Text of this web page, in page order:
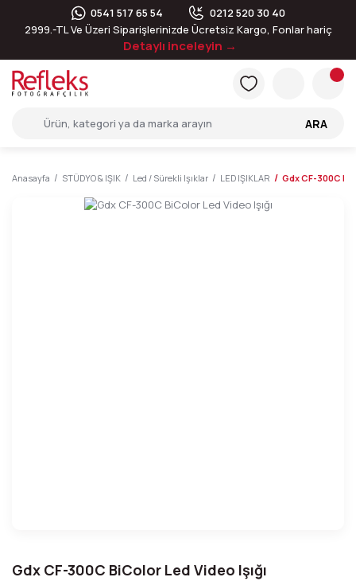
0541 517 65 54
0212 520 30 40
2999.-TL Ve Üzeri Siparişlerinizde Ücretsiz Kargo, Fonlar hariç
Detaylı inceleyin →
ARA
Anasayfa STÜDYO & IŞIK Led / Sürekli Işıklar LED IŞIKLAR Gdx CF-300C
Gdx CF-300C BiColor Led Video Işığı